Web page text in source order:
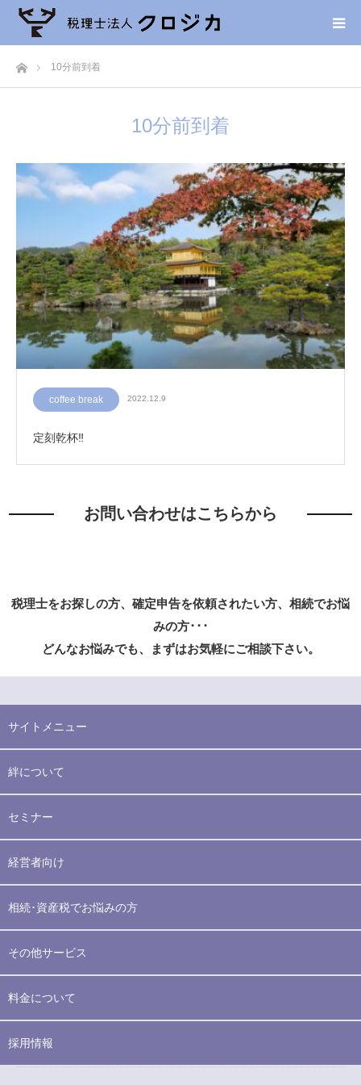
ホーム10分前到着
10分前到着
coffee break 2022.12.9
定刻乾杯‼
お問い合わせはこちらから
税理士をお探しの方、確定申告を依頼されたい方、相続でお悩
みの方･･･
どんなお悩みでも、まずはお気軽にご相談下さい。
サイトメニュー
絆について
セミナー
経営者向け
相続･資産税でお悩みの方
その他サービス
料金について
採用情報